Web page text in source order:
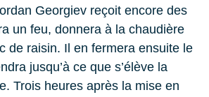
Georgiev reçoit encore des
un feu, donnera à la chaudière
de raisin. Il en fermera ensuite le
jusqu’à ce que s’élève la
Trois heures après la mise en